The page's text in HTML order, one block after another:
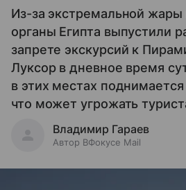
Из-за экстремальной жары
органы Египта выпустили
запрете экскурсий к
Луксор в дневное время
в этих местах
что может угрожать
Владимир Гараев
Автор ВФокусе Mail